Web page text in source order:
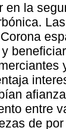
en la
entre
de